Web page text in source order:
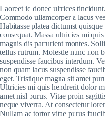
Laoreet id donec ultrices
Commodo ullamcorper a lacus
Habitasse platea dictumst
consequat. Massa ultricies mi
magnis dis parturient montes.
tellus rutrum. Molestie nunc non
suspendisse faucibus interdum.
non quam lacus suspendisse
eget. Tristique magna sit amet
Ultricies mi quis hendrerit dolor
amet nisl purus. Vitae proin
neque viverra. At consectetur
Nullam ac tortor vitae purus